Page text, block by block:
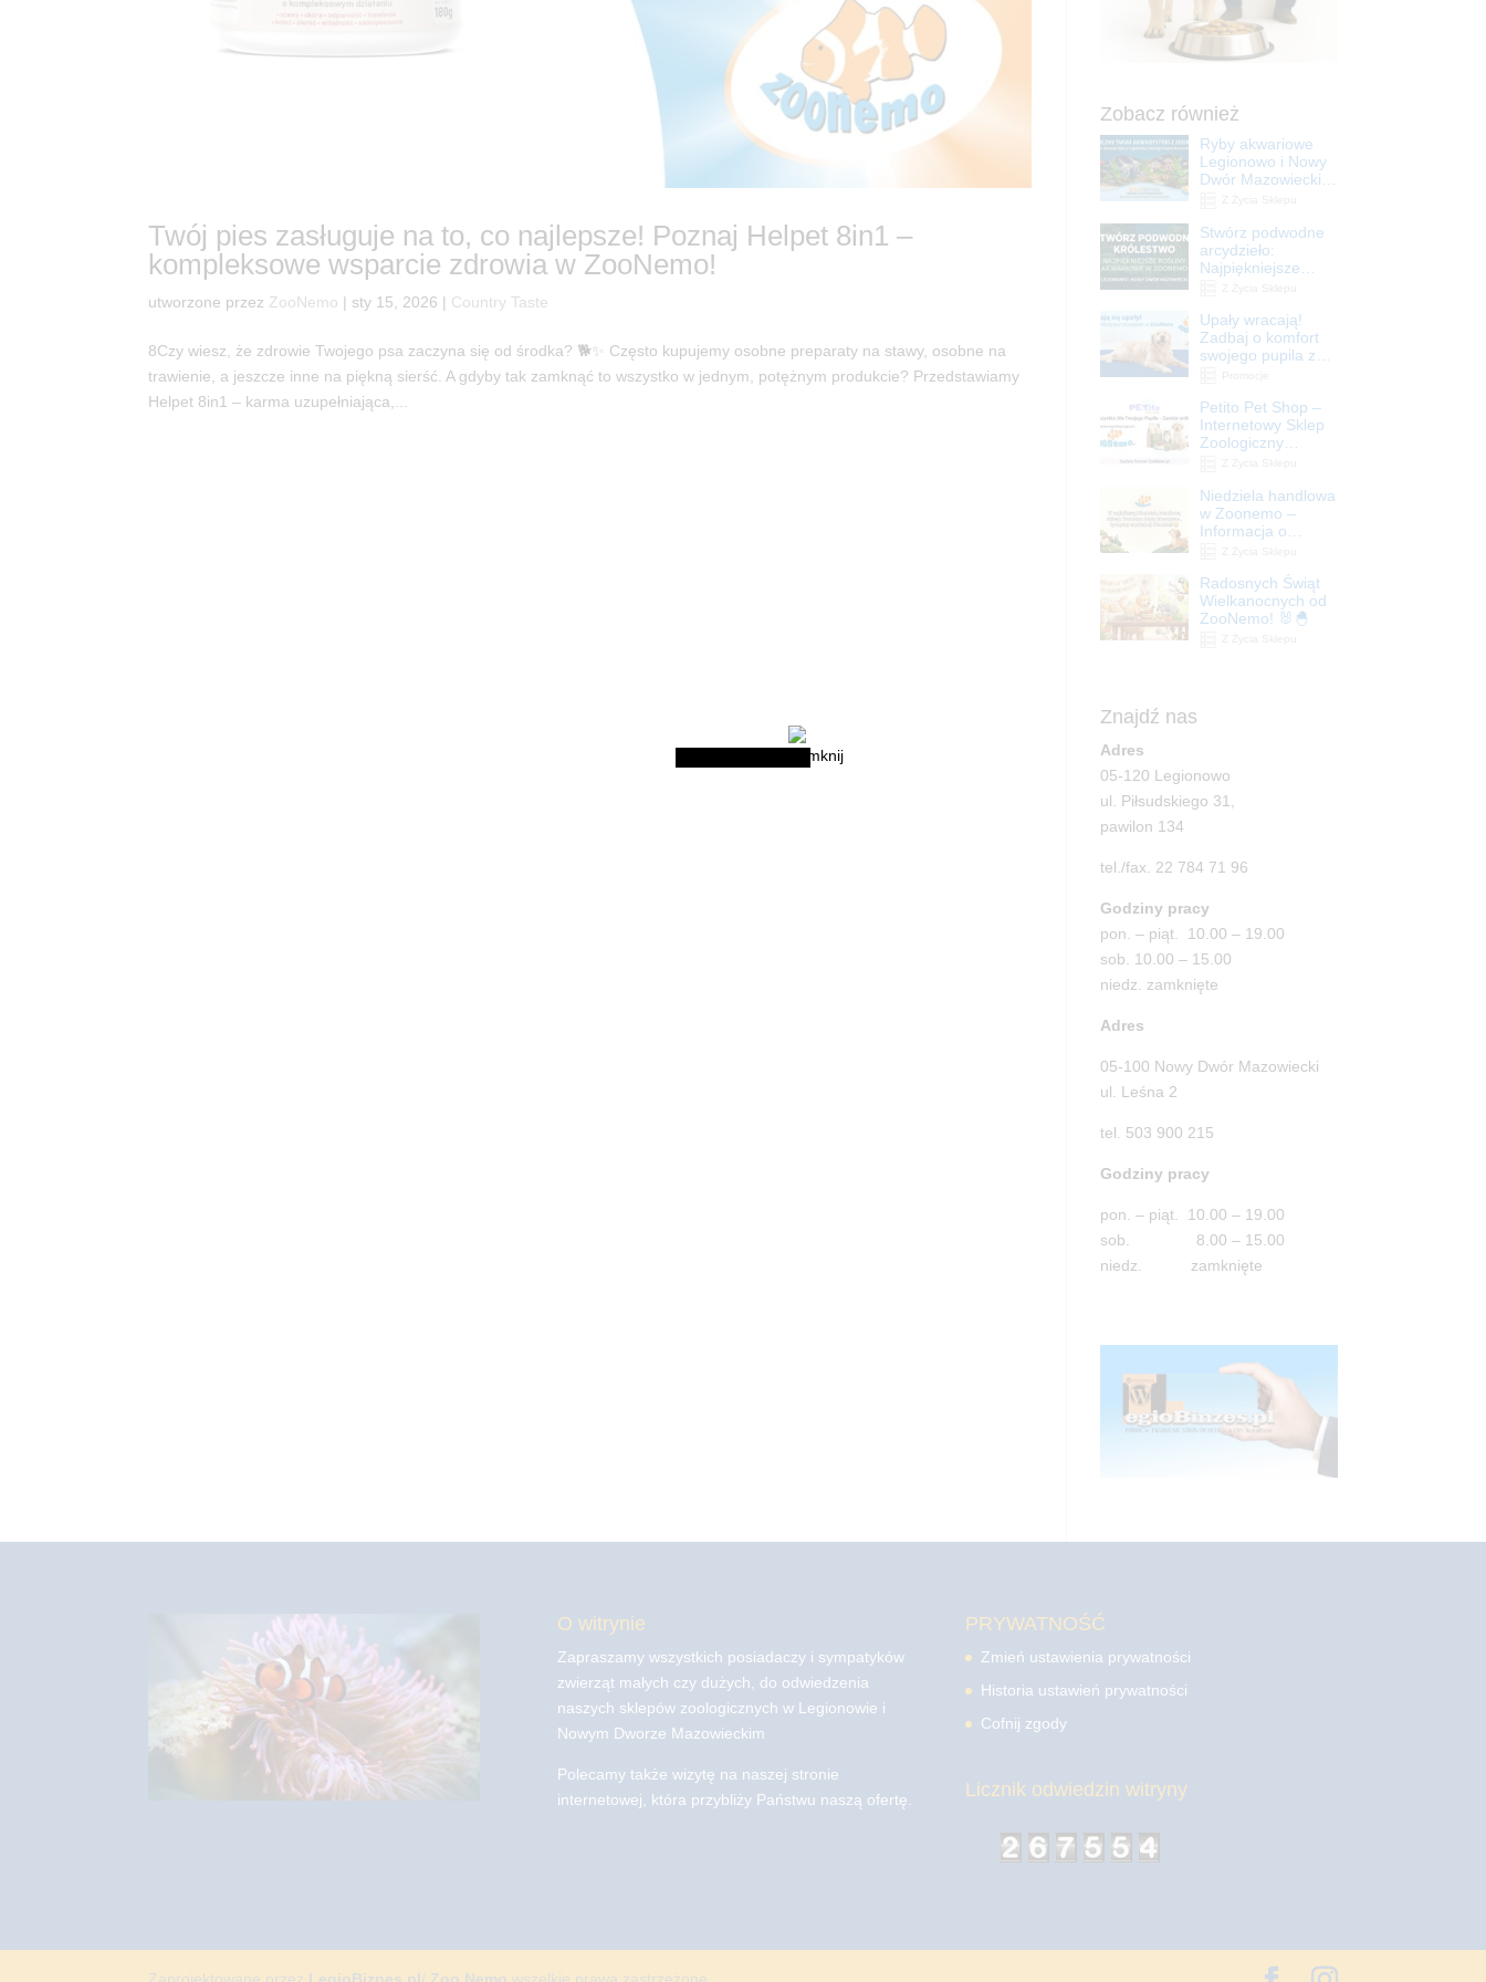
Twój pies zasługuje na to, co najlepsze! Poznaj Helpet 8in1 –
kompleksowe wsparcie zdrowia w ZooNemo!
utworzone przez ZooNemo | sty 15, 2026 | Country Taste
8Czy wiesz, że zdrowie Twojego psa zaczyna się od środka? 🐕✨ Często kupujemy osobne preparaty na stawy, osobne na
trawienie, a jeszcze inne na piękną sierść. A gdyby tak zamknąć to wszystko w jednym, potężnym produkcie? Przedstawiamy
Helpet 8in1 – karma uzupełniająca,...
Zobacz również
Ryby akwariowe
Legionowo i Nowy
Dwór Mazowiecki –
Stwórz podwodne
arcydzieło:
Najpiękniejsze
Legionowo i Nowy
Dwór Mazowiecki
Upały wracają!
Zadbaj o komfort
swojego pupila z
ZooNemo
Petito Pet Shop –
Internetowy Sklep
Zoologiczny
| ZooNemo
Niedziela handlowa
w Zoonemo –
Informacja o
Radosnych Świąt
Wielkanocnych od
ZooNemo! 🐰🐣
Znajdź nas
Adres
05-120 Legionowo
ul. Piłsudskiego 31,
pawilon 134
tel./fax. 22 784 71 96
Godziny pracy
pon. – piąt. 10.00 – 19.00
sob. 10.00 – 15.00
niedz. zamknięte
Adres
05-100 Nowy Dwór Mazowiecki
ul. Leśna 2
tel. 503 900 215
Godziny pracy
pon. – piąt. 10.00 – 19.00
sob. 8.00 – 15.00
niedz. zamknięte
O witrynie
Zapraszamy wszystkich posiadaczy i sympatyków
zwierząt małych czy dużych, do odwiedzenia
naszych sklepów zoologicznych w Legionowie i
Nowym Dworze Mazowieckim
Polecamy także wizytę na naszej stronie
internetowej, która przybliży Państwu naszą ofertę.
PRYWATNOŚĆ
Zmień ustawienia prywatności
Historia ustawień prywatności
Cofnij zgody
Licznik odwiedzin witryny